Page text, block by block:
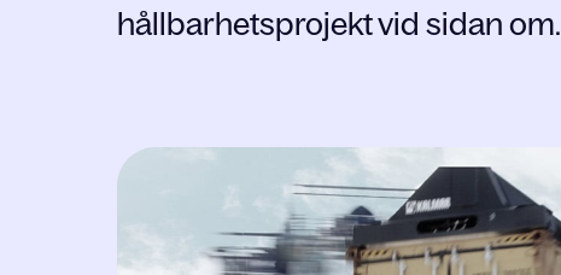
hållbarhetsprojekt vid sidan om.